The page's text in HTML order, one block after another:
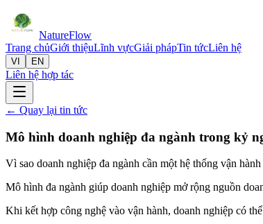
NatureFlow
Trang chủGiới thiệuLĩnh vựcGiải phápTin tứcLiên hệ
VI EN
Liên hệ hợp tác
← Quay lại tin tức
Mô hình doanh nghiệp đa ngành trong kỷ
Vì sao doanh nghiệp đa ngành cần một hệ thống vận
Mô hình đa ngành giúp doanh nghiệp mở rộng nguồn
Khi kết hợp công nghệ vào vận hành, doanh nghiệp có